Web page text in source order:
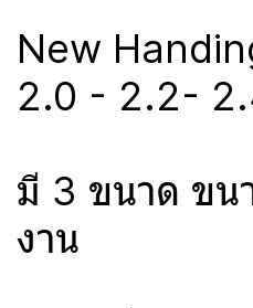
New
2.0 - 2.2-
มี 3 ขนาด ขน
งาน